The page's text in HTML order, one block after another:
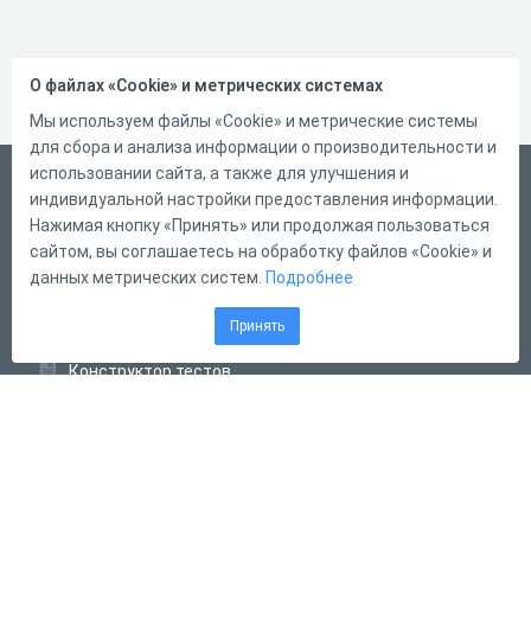
Русский
Справка
Форма обратной связи
Конструктор тестов
О файлах «Cookie» и метрических системах
Мы используем файлы «Cookie» и метрические системы
для сбора и анализа информации о производительности и
использовании сайта, а также для улучшения и
индивидуальной настройки предоставления информации.
Нажимая кнопку «Принять» или продолжая пользоваться
сайтом, вы соглашаетесь на обработку файлов «Cookie» и
данных метрических систем. Подробнее
Принять